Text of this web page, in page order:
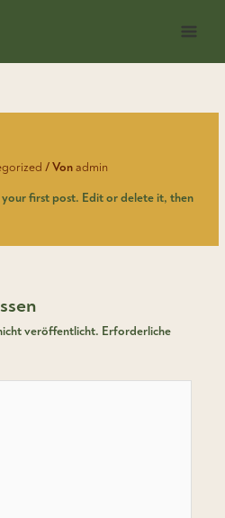
/ Vonadmin
your first post. Edit or delete it, then
veröffentlicht. Erforderliche